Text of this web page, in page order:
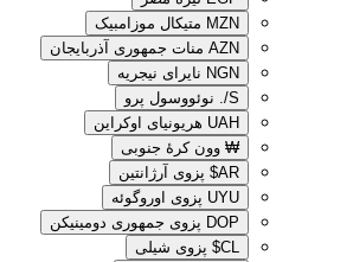
MZN متیکال موزامبیک
AZN منات جمهوری آذربایجان
NGN نایرای نیجریه
S/.
نوئووسول پرو
UAH هریونیای اوکراین
₩ وون کرهٔ جنوبی
AR$
پزوی آرژانتین
UYU پزوی اوروگوئه
DOP پزوی جمهوری دومینیکن
CL$
پزوی شیلی